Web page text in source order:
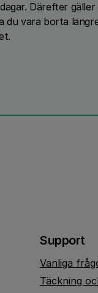
Därefter
du vara borta
Support
Vanliga
Täckning